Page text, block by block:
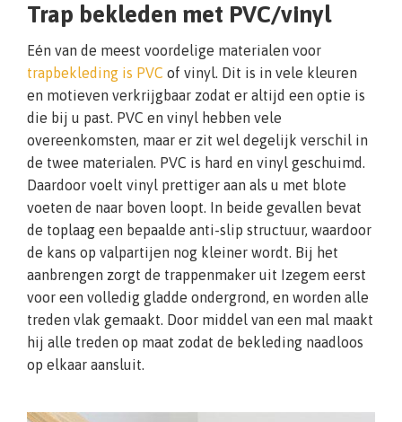
Trap bekleden met PVC/vinyl
Eén van de meest voordelige materialen voor
trapbekleding is PVC of vinyl. Dit is in vele kleuren
en motieven verkrijgbaar zodat er altijd een optie is
die bij u past. PVC en vinyl hebben vele
overeenkomsten, maar er zit wel degelijk verschil in
de twee materialen. PVC is hard en vinyl geschuimd.
Daardoor voelt vinyl prettiger aan als u met blote
voeten de naar boven loopt. In beide gevallen bevat
de toplaag een bepaalde anti-slip structuur, waardoor
de kans op valpartijen nog kleiner wordt. Bij het
aanbrengen zorgt de trappenmaker uit Izegem eerst
voor een volledig gladde ondergrond, en worden alle
treden vlak gemaakt. Door middel van een mal maakt
hij alle treden op maat zodat de bekleding naadloos
op elkaar aansluit.